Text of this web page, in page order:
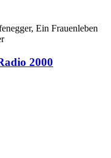
Ein Frauenleben